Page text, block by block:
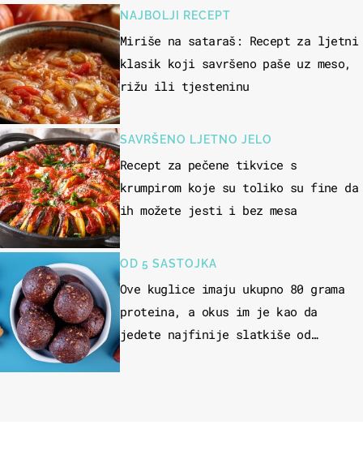
NAJBOLJI RECEPT
Miriše na sataraš: Recept za ljetni
klasik koji savršeno paše uz meso,
rižu ili tjesteninu
SAVRŠENO LJETNO JELO
Recept za pečene tikvice s
krumpirom koje su toliko su fine da
ih možete jesti i bez mesa
OD 5 SASTOJKA
Ove kuglice imaju ukupno 80 grama
proteina, a okus im je kao da
jedete najfinije slatkiše od